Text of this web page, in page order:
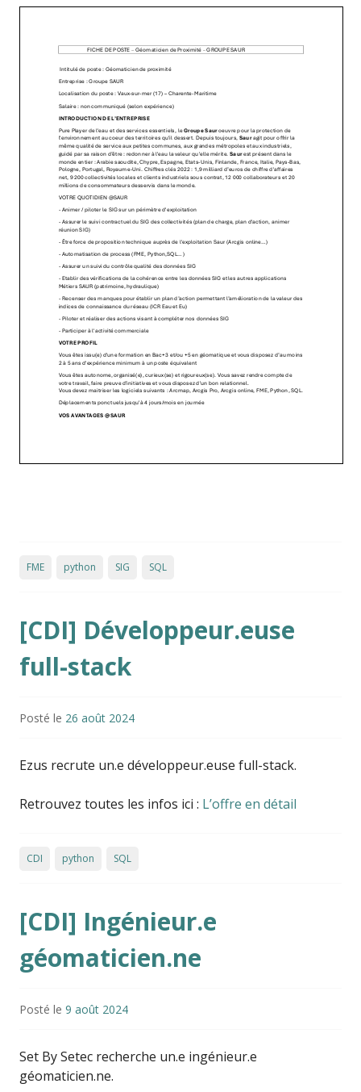
FME python SIG SQL
[CDI] Développeur.euse
full-stack
Posté le 26 août 2024
Ezus recrute un.e développeur.euse full-stack.
Retrouvez toutes les infos ici : L’offre en détail
CDI python SQL
[CDI] Ingénieur.e
géomaticien.ne
Posté le 9 août 2024
Set By Setec recherche un.e ingénieur.e
géomaticien.ne.